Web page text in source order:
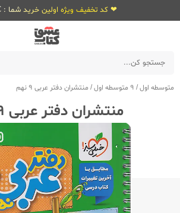
❤ کد تخفیف ویژه اولین خرید شما : KLC ❤
متوسطه اول/ 9 متوسطه اول / منتشران دفتر عربی 9 نهم
منتشران دفتر عربی 9 نهم